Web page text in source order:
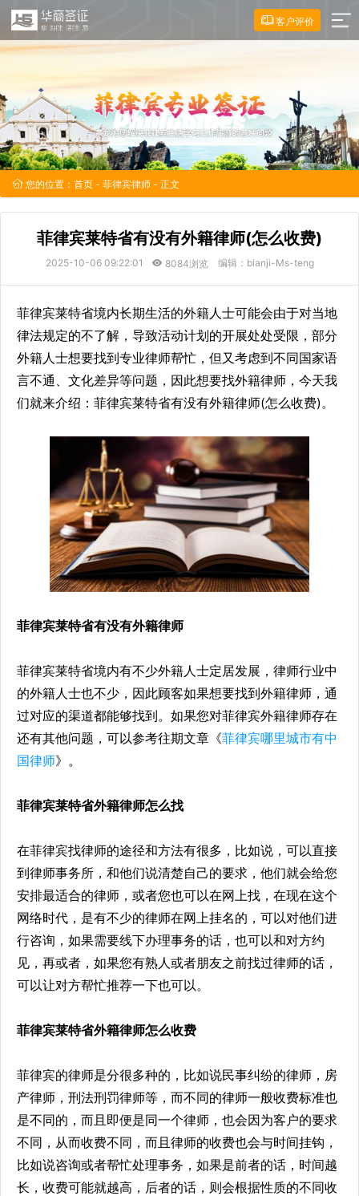
客户评价
您的位置： 首页 - 菲律宾律师 - 正文
菲律宾莱特省有没有外籍律师(怎么收费)
2025-10-06 09:22:01 8084浏览 编辑：bianji-Ms-teng
菲律宾莱特省境内长期生活的外籍人士可能会由于对当地
律法规定的不了解，导致活动计划的开展处处受限，部分
外籍人士想要找到专业律师帮忙，但又考虑到不同国家语
言不通、文化差异等问题，因此想要找外籍律师，今天我
们就来介绍：菲律宾莱特省有没有外籍律师(怎么收费)。
菲律宾莱特省有没有外籍律师
菲律宾莱特省境内有不少外籍人士定居发展，律师行业中
的外籍人士也不少，因此顾客如果想要找到外籍律师，通
过对应的渠道都能够找到。如果您对菲律宾外籍律师存在
还有其他问题，可以参考往期文章《菲律宾哪里城市有中
国律师》。
菲律宾莱特省外籍律师怎么找
在菲律宾找律师的途径和方法有很多，比如说，可以直接
到律师事务所，和他们说清楚自己的要求，他们就会给您
安排最适合的律师，或者您也可以在网上找，在现在这个
网络时代，是有不少的律师在网上挂名的，可以对他们进
行咨询，如果需要线下办理事务的话，也可以和对方约
见，再或者，如果您有熟人或者朋友之前找过律师的话，
可以让对方帮忙推荐一下也可以。
菲律宾莱特省外籍律师怎么收费
菲律宾的律师是分很多种的，比如说民事纠纷的律师，房
产律师，刑法刑罚律师等，而不同的律师一般收费标准也
是不同的，而且即便是同一个律师，也会因为客户的要求
不同，从而收费不同，而且律师的收费也会与时间挂钩，
比如说咨询或者帮忙处理事务，如果是前者的话，时间越
长，收费可能就越高，后者的话，则会根据性质的不同收